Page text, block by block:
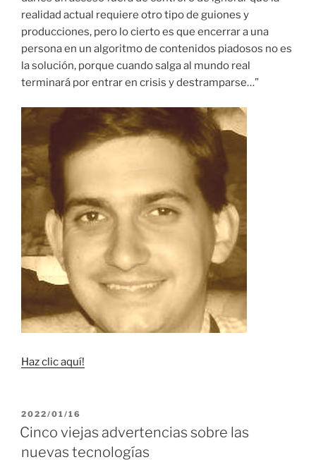
realidad actual requiere otro tipo de guiones y
producciones, pero lo cierto es que encerrar a una
persona en un algoritmo de contenidos piadosos no es
la solución, porque cuando salga al mundo real
terminará por entrar en crisis y destramparse…”
Haz clic aquí!
PUBLICADO
EL
2022/01/16
Cinco viejas advertencias sobre las
nuevas tecnologías